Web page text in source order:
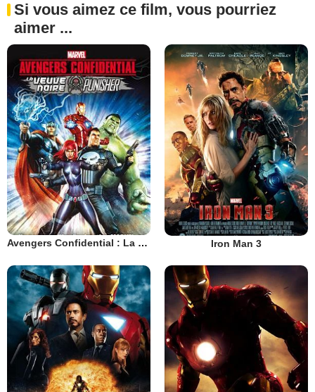
Si vous aimez ce film, vous pourriez
aimer ...
Avengers Confidential : La Veuve Noire et Le Punisher Iron Man 3